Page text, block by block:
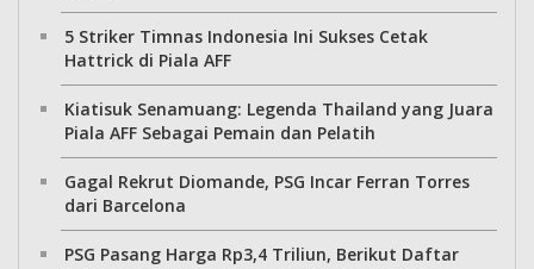
5 Striker Timnas Indonesia Ini Sukses Cetak
Hattrick di Piala AFF
Kiatisuk Senamuang: Legenda Thailand yang Juara
Piala AFF Sebagai Pemain dan Pelatih
Gagal Rekrut Diomande, PSG Incar Ferran Torres
dari Barcelona
PSG Pasang Harga Rp3,4 Triliun, Berikut Daftar